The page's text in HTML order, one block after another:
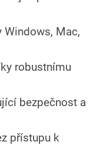
Windows, Mac,
robustnímu
bezpečnost a
přístupu k